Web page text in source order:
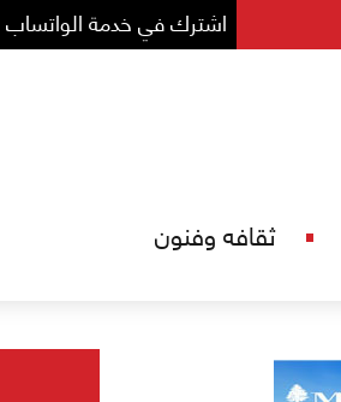
اشترك في خدمة الواتساب
ثقافه وفنون